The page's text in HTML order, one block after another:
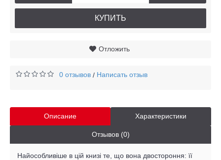
КУПИТЬ
Отложить
0 отзывов / Написать отзыв
Описание Характеристики
Отзывов (0)
Найособливіше в цій книзі те, що вона двостороння: її